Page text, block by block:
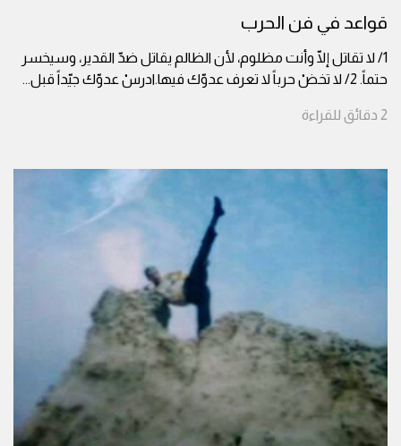
قواعد في فن الحرب
1/ لا تقاتل إلّا وأنت مظلوم، لأن الظالم يقاتل ضدّ القدير، وسيخسر
حتماً. 2/ لا تخضْ حرباً لا تعرف عدوّك فيها.ادرسْ عدوّك جيّداً قبل
...
2 دقائق للقراءة